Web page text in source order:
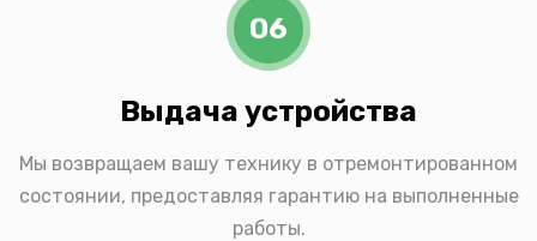
06
Выдача устройства
Мы возвращаем вашу технику в отремонтированном
состоянии, предоставляя гарантию на выполненные
работы.